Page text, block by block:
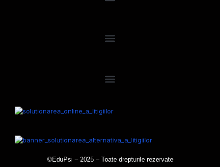
©EduPsi – 2025 – Toate drepturile rezervate